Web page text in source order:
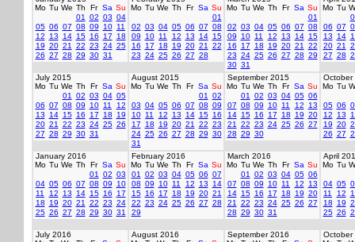
Mo Tu We Th Fr Sa Su
01
02 03 04
05 06 07 08 09 10 11
12
13 14 15 16 17
18
19 20 21 22 23 24 25
26 27 28 29 30 31
Mo Tu We Th Fr Sa Su
01
02 03 04 05 06 07 08
09
10 11 12 13 14 15
16
17 18 19 20 21
22
23 24 25 26 27 28
Mo Tu We Th Fr Sa Su
01
02 03 04 05 06 07 08
09
10 11 12 13 14 15
16
17 18 19 20 21
22
23 24 25 26 27 28 29
30 31
Mo Tu
06 07
13
14
20 21
27 28
July 2015
Mo Tu We Th Fr Sa Su
01
02 03 04 05
06 07 08 09 10 11
12
13
14 15 16 17 18
19
20 21 22 23 24 25 26
27 28 29 30 31
August 2015
Mo Tu We Th Fr Sa Su
01
02
03 04 05 06 07 08 09
10 11 12 13 14 15 16
17
18 19 20 21 22 23
24 25 26 27 28 29 30
31
September 2015
Mo Tu We Th Fr Sa Su
01
02 03 04 05 06
07 08 09 10 11 12
13
14 15 16 17 18 19 20
21
22 23 24 25 26 27
28 29 30
October
Mo Tu
05 06
12
13
19 20
26 27
January 2016
Mo Tu We Th Fr Sa Su
01
02 03
04 05 06 07 08 09
10
11
12 13 14 15 16
17
18
19 20 21 22 23 24
25 26 27 28 29 30 31
February 2016
Mo Tu We Th Fr Sa Su
01
02 03 04 05 06 07
08 09 10 11 12 13
14
15 16 17 18 19 20 21
22 23 24 25 26 27 28
29
March 2016
Mo Tu We Th Fr Sa Su
01
02 03 04 05 06
07 08 09 10 11 12
13
14 15 16 17 18 19 20
21
22 23 24 25 26 27
28 29 30 31
April
Mo Tu
04 05
11
12
18
19
25 26
July 2016
August 2016
September 2016
October